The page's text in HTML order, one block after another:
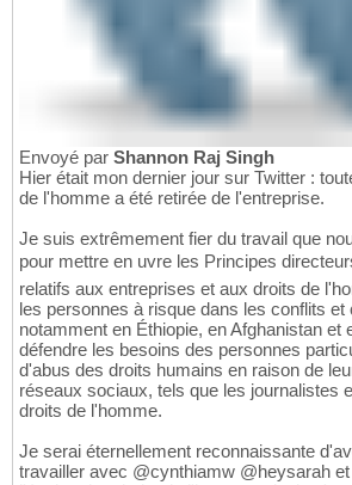
Envoyé par Shannon Raj Singh
Hier était mon dernier jour sur Twitter :
de l'homme a été retirée de l'entreprise.
Je suis extrêmement fier du travail que
pour mettre en uvre les Principes
relatifs aux entreprises et aux droits de
les personnes à risque dans les conflits et
notamment en Éthiopie, en Afghanistan et
défendre les besoins des personnes
d'abus des droits humains en raison de
réseaux sociaux, tels que les journalistes
droits de l'homme.
Je serai éternellement reconnaissante
travailler avec @cynthiamw @heysarah